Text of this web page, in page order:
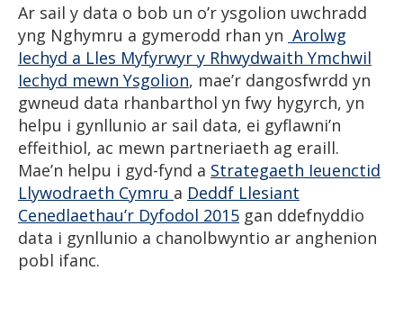
Ar sail y data o bob un o’r ysgolion uwchradd
yng Nghymru a gymerodd rhan yn Arolwg
Iechyd a Lles Myfyrwyr y Rhwydwaith Ymchwil
Iechyd mewn Ysgolion, mae’r dangosfwrdd yn
gwneud data rhanbarthol yn fwy hygyrch, yn
helpu i gynllunio ar sail data, ei gyflawni’n
effeithiol, ac mewn partneriaeth ag eraill.
Mae’n helpu i gyd-fynd a Strategaeth Ieuenctid
Llywodraeth Cymru a Deddf Llesiant
Cenedlaethau’r Dyfodol 2015 gan ddefnyddio
data i gynllunio a chanolbwyntio ar anghenion
pobl ifanc.